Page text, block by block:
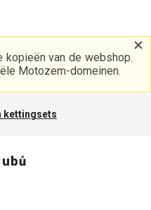
kopieën van de webshop.
Motozem-domeinen.
kettingsets